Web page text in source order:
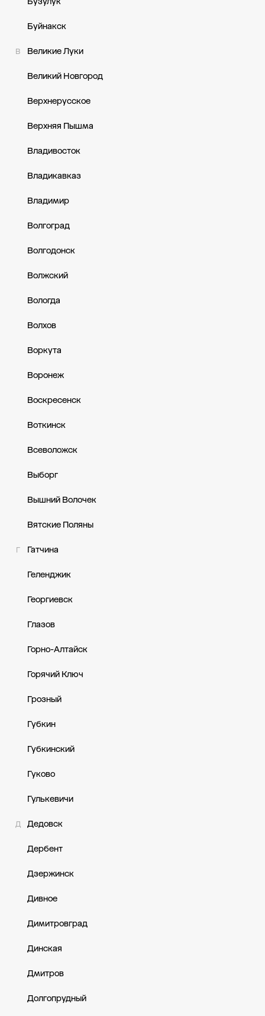
Буйнакск
В Великие Луки
Великий Новгород
Верхнерусское
Верхняя Пышма
Владивосток
Владикавказ
Владимир
Волгоград
Волгодонск
Волжский
Вологда
Волхов
Воркута
Воронеж
Воскресенск
Воткинск
Всеволожск
Выборг
Вышний Волочек
Вятские Поляны
Г Гатчина
Геленджик
Георгиевск
Глазов
Горно-Алтайск
Горячий Ключ
Грозный
Губкин
Губкинский
Гуково
Гулькевичи
Д Дедовск
Дербент
Дзержинск
Дивное
Димитровград
Динская
Дмитров
Долгопрудный